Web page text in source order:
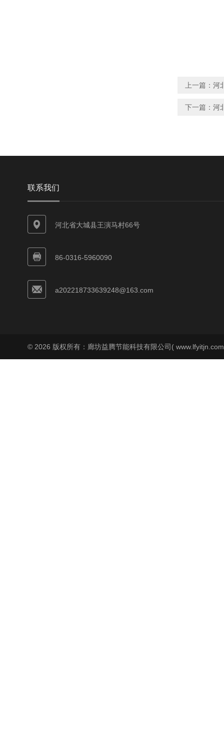
上一篇： 河
下一篇： 河
联系我们
河北省大城县王演马村66号
86-0316-5960090
a202218733639248@163.com
© 2026 版权所有：廊坊益腾节能科技有限公司(